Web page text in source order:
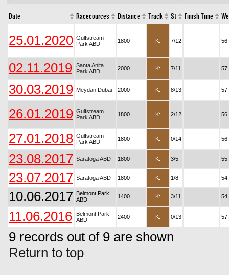
Date Racecources Distance Track St Finish Time
25.01.2020 Gulfstream
Park ABD
1800 K: 7/12 56
02.11.2019
Santa Anita
Park ABD
2000 K: 7/11 57
30.03.2019 Meydan Dubai 2000 K: 8/13 57
26.01.2019 Gulfstream
Park ABD
1800 K: 2/12 56
27.01.2018 Gulfstream
Park ABD
1800 K: 0/14 56
23.08.2017 Saratoga ABD 1800 K: 3/5
23.07.2017 Saratoga ABD 1800 K: 1/8
10.06.2017 Belmont Park
ABD
1400 K: 3/11
11.06.2016
Belmont Park
ABD
2400 K: 0/13 57
9 records out of 9 are shown
Return to top